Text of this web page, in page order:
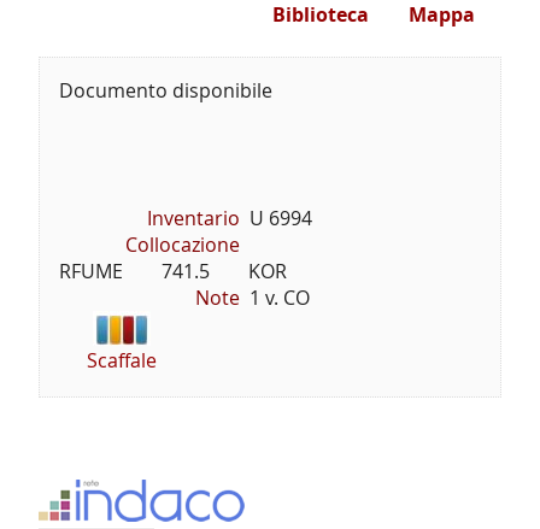
Mappa
Biblioteca
Documento disponibile
Inventario U 6994
Collocazione
RFUME        741.5        KOR
Note 1 v. CO
Scaffale